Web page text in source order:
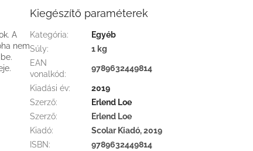
A
nem
Kiegészítő paraméterek
Kategória:
Egyéb
Súly:
1 kg
EAN
vonalkód:
9789632449814
Kiadási év:
2019
Szerző:
Erlend Loe
Szerző:
Erlend Loe
Kiadó:
Scolar Kiadó, 2019
ISBN: 9789632449814